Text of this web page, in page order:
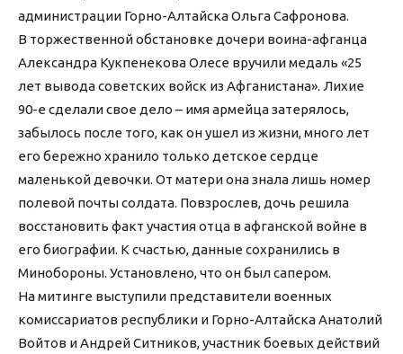
администрации Горно-Алтайска Ольга Сафронова.
В торжественной обстановке дочери воина-афганца
Александра Кукпенекова Олесе вручили медаль «25
лет вывода советских войск из Афганистана». Лихие
90-е сделали свое дело – имя армейца затерялось,
забылось после того, как он ушел из жизни, много лет
его бережно хранило только детское сердце
маленькой девочки. От матери она знала лишь номер
полевой почты солдата. Повзрослев, дочь решила
восстановить факт участия отца в афганской войне в
его биографии. К счастью, данные сохранились в
Минобороны. Установлено, что он был сапером.
На митинге выступили представители военных
комиссариатов республики и Горно-Алтайска Анатолий
Войтов и Андрей Ситников, участник боевых действий